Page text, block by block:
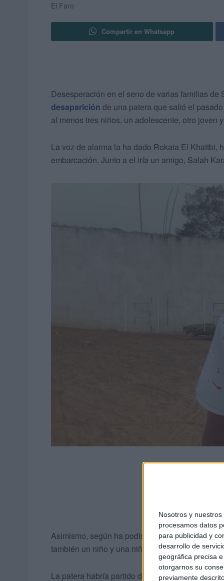
Nosotros y nuestros
procesamos datos
para publicidad y
desarrollo de
geográfica precisa
otorgarnos su
previamente
El Faro
Compartir en Whatsapp
Desesperación en el seno de varias familias
desaparición de una patera que salió el
al menos tres niños, un adolescente, otro joven
La voz de alarma la ha dado Rokaia El Khattbi,
embarcación. Junto a el iría un amigo, Salah
Asimismo, según ha podido saber la joven,
también un niño y una niña de corta edad y una
La patera habría partido de Sjirat a las cuatro